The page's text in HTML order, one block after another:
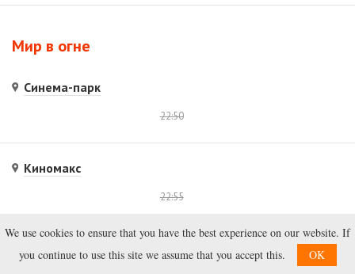
Мир в огне
Синема-парк
22:50
Киномакс
22:55
Эпицентр
We use cookies to ensure that you have the best experience on our website. If
you continue to use this site we assume that you accept this.
OK